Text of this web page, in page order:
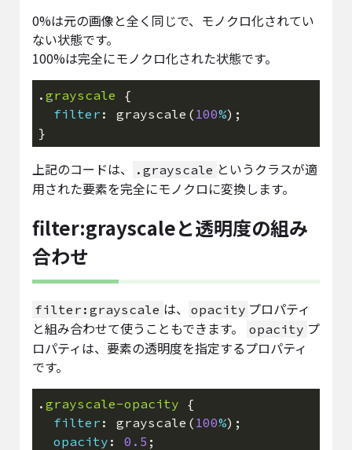
0%は元の画像と全く同じで、モノクロ化されてい
ない状態です。
100%は完全にモノクロ化された状態です。
. grayscale
filter : grayscale( 100%
上記のコードは、 .grayscale というクラスが適
用された要素を完全にモノクロに変換します。
filter:grayscaleと透明度の組み
合わせ
filter:grayscale は、 opacity プロパティ
と組み合わせて使うこともできます。
opacity プ
ロパティは、要素の透明度を指定するプロパティ
です。
. grayscale-opacity
filter : grayscale( 100%
opacity : 0.5